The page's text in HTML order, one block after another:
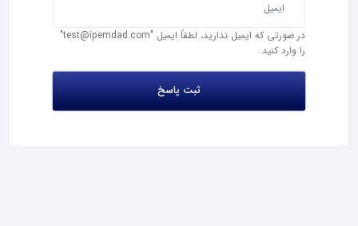
در صورتی که ایمیل ندارید، لطفاً ایمیل "test@ipemdad.com"
را وارد کنید.